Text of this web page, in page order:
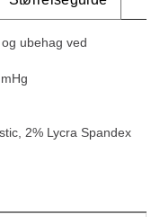
ubehag ved
2% Lycra Spandex